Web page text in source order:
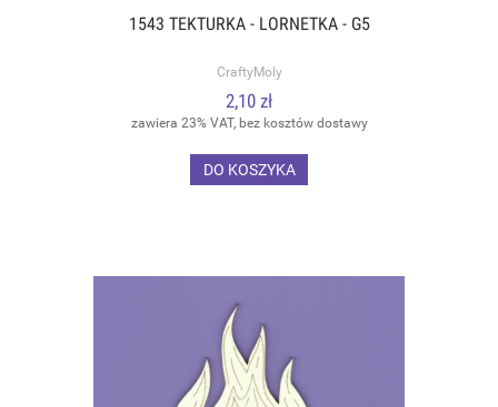
1543 TEKTURKA - LORNETKA - G5
CraftyMoly
2,10 zł
zawiera 23% VAT, bez kosztów dostawy
DO KOSZYKA